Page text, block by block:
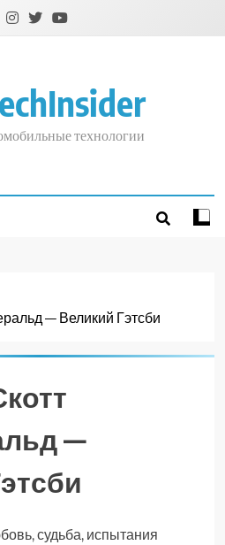
технологии
— Великий Гэтсби
—
судьба, испытания